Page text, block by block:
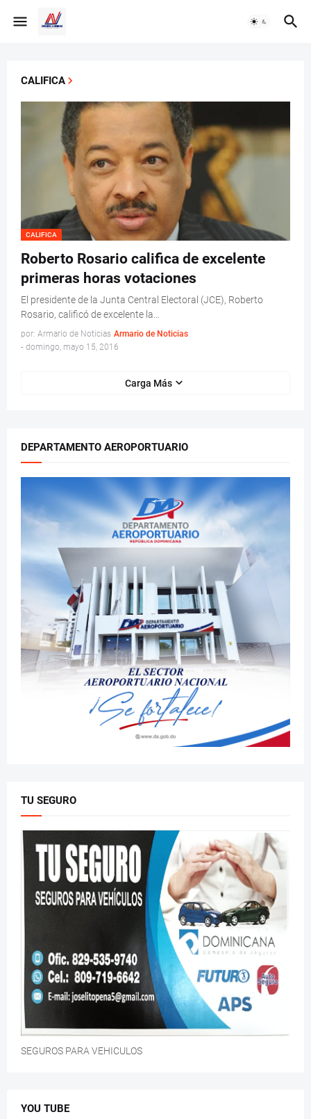
CALIFICA
CALIFICA
Roberto Rosario califica de excelente
primeras horas votaciones
El presidente de la Junta Central Electoral (JCE), Roberto
Rosario, calificó de excelente la…
por: Armario de Noticias Armario de Noticias
- domingo, mayo 15, 2016
Carga Más
DEPARTAMENTO AEROPORTUARIO
TU SEGURO
SEGUROS PARA VEHICULOS
YOU TUBE